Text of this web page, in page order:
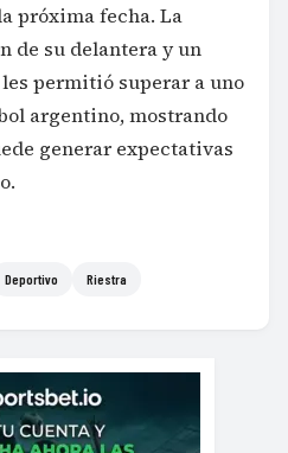
próxima fecha. La
de su delantera y un
permitió superar a uno
argentino, mostrando
generar expectativas
Deportivo Riestra